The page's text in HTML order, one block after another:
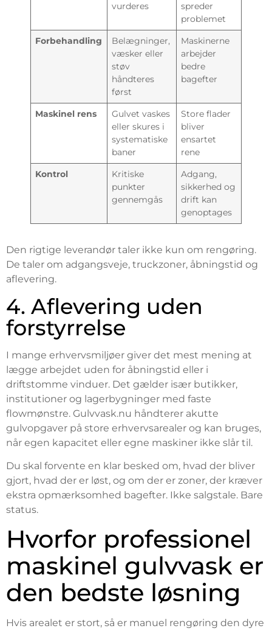
vurderes
spreder
problemet
Forbehandling
Belægninger,
væsker eller
støv
håndteres
først
Maskinerne
arbejder
bedre
bagefter
Maskinel rens
Gulvet vaskes
eller skures i
systematiske
baner
Store flader
bliver
ensartet
rene
Kontrol
Kritiske
punkter
gennemgås
Adgang,
sikkerhed og
drift kan
genoptages
Den rigtige leverandør taler ikke kun om rengøring.
De taler om adgangsveje, truckzoner, åbningstid og
aflevering.
4. Aflevering uden
forstyrrelse
I mange erhvervsmiljøer giver det mest mening at
lægge arbejdet uden for åbningstid eller i
driftstomme vinduer. Det gælder især butikker,
institutioner og lagerbygninger med faste
flowmønstre. Gulvvask.nu håndterer akutte
gulvopgaver på store erhvervsarealer og kan bruges,
når egen kapacitet eller egne maskiner ikke slår til.
Du skal forvente en klar besked om, hvad der bliver
gjort, hvad der er løst, og om der er zoner, der kræver
ekstra opmærksomhed bagefter. Ikke salgstale. Bare
status.
Hvorfor professionel
maskinel gulvvask er
den bedste løsning
Hvis arealet er stort, så er manuel rengøring den dyre